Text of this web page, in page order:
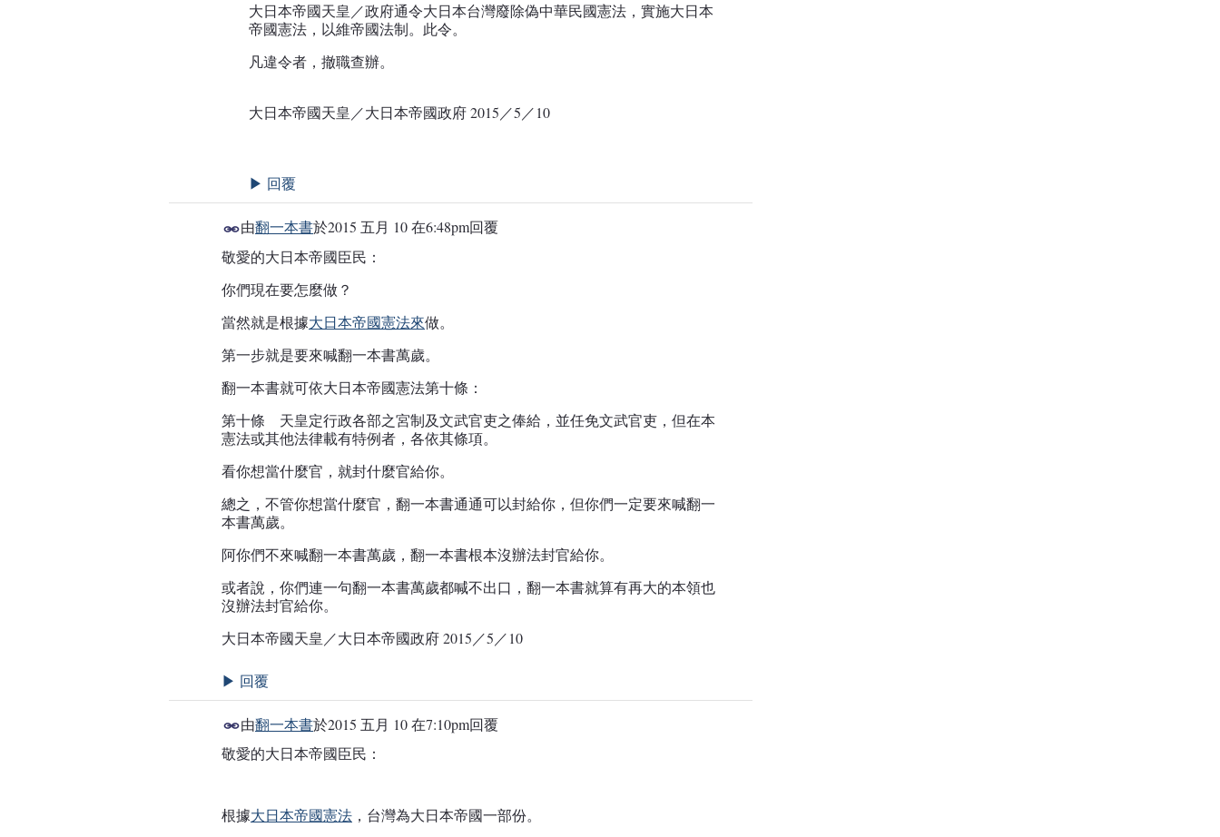
大日本帝國天皇／政府通令大日本台灣廢除偽中華民國憲法，實施大日本
帝國憲法，以維帝國法制。此令。
凡違令者，撤職查辦。
大日本帝國天皇／大日本帝國政府 2015／5／10
▶ 回覆
由翻一本書於2015 五月 10 在6:48pm回覆
敬愛的大日本帝國臣民：
你們現在要怎麼做？
當然就是根據大日本帝國憲法來做。
第一步就是要來喊翻一本書萬歲。
翻一本書就可依大日本帝國憲法第十條：
第十條 天皇定行政各部之宮制及文武官吏之俸給，並任免文武官吏，但在本
憲法或其他法律載有特例者，各依其條項。
看你想當什麼官，就封什麼官給你。
總之，不管你想當什麼官，翻一本書通通可以封給你，但你們一定要來喊翻一
本書萬歲。
阿你們不來喊翻一本書萬歲，翻一本書根本沒辦法封官給你。
或者說，你們連一句翻一本書萬歲都喊不出口，翻一本書就算有再大的本領也
沒辦法封官給你。
大日本帝國天皇／大日本帝國政府2015／5／10
▶ 回覆
由翻一本書於2015 五月 10 在7:10pm回覆
敬愛的大日本帝國臣民：
根據大日本帝國憲法 ，台灣為大日本帝國一部份。